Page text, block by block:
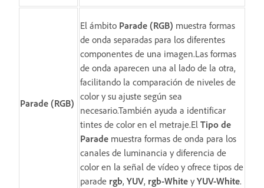
Parade (RGB)
El ámbito Parade (RGB) muestra formas
de onda separadas para los diferentes
componentes de una imagen.Las formas
de onda aparecen una al lado de la otra,
facilitando la comparación de niveles de
color y su ajuste según sea
necesario.También ayuda a identificar
tintes de color en el metraje.El Tipo de
Parade muestra formas de onda para los
canales de luminancia y diferencia de
color en la señal de vídeo y ofrece tipos de
parade rgb, YUV, rgb-White y YUV-White.